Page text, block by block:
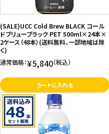
(SALE)UCC Cold Brew BLACK コール
ドブリューブラック PET 500ml×24本×
2ケース（48本）(送料無料、一部地域は除
く)
通常価格：¥5,840（税込）
カートに入れる